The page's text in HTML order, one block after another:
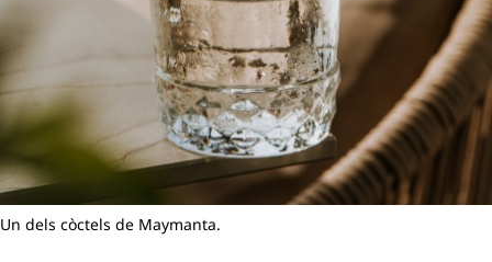
Un dels còctels de Maymanta.